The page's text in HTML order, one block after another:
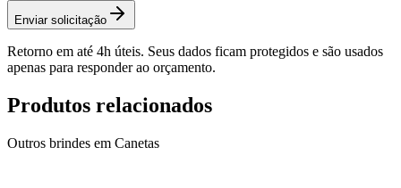
Enviar solicitação
Retorno em até 4h úteis. Seus dados ficam protegidos e são usados
apenas para responder ao orçamento.
Produtos relacionados
Outros brindes em Canetas